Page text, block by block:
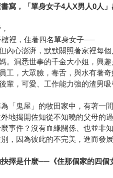
寫，「單身女子4人X男人0人」
裡，住著四名單身女子──
內心澎湃，默默關照著家裡每個
。洞悉世事的千金大小姐，興趣
工，大眾臉，毒舌，與水有著奇
輩，可愛、工作能力強的渣男吸
「鬼屋」的牧田家中，有著一
地揭開佐知從不知曉的父母的
件？沒有血緣關係、也並非
，因為彼此的不完美，進而發
抉擇是什麼──《住那個家的四